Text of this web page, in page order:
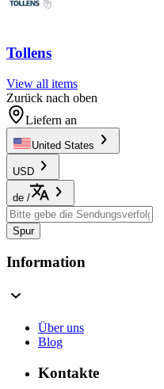
Tollens
View all items
Zurück nach oben
Liefern an
United States
USD
de /
Spur
Information
Über uns
Blog
Kontakte